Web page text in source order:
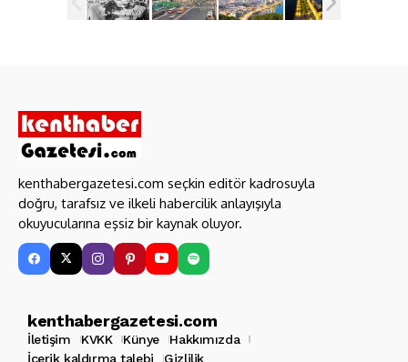
kenthabergazetesi.com seçkin editör kadrosuyla
doğru, tarafsız ve ilkeli habercilik anlayışıyla
okuyucularına eşsiz bir kaynak oluyor.
kenthabergazetesi.com
İletişim KVKK Künye
Hakkımızda
İçerik kaldırma talebi
Gizlilik